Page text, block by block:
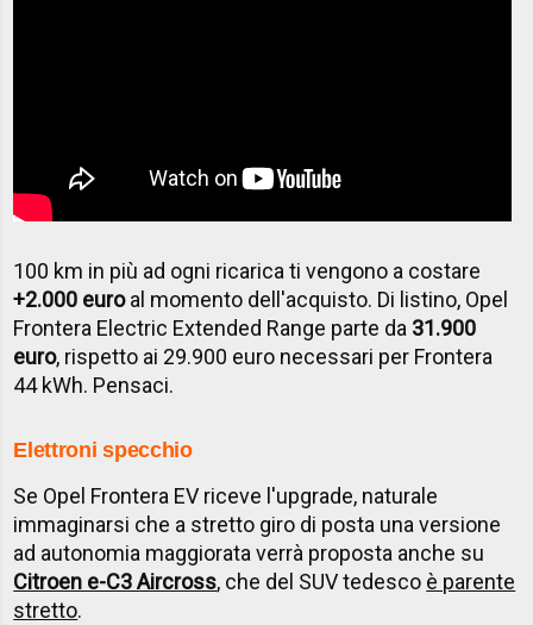
100 km in più ad ogni ricarica ti vengono a costare
+2.000 euroal momento dell'acquisto. Di listino, Opel
Frontera Electric Extended Range parte da 31.900
euro, rispetto ai 29.900 euro necessari per Frontera
44 kWh. Pensaci.
Elettroni specchio
Se Opel Frontera EV riceve l'upgrade, naturale
immaginarsi che a stretto giro di posta una versione
ad autonomia maggiorata verrà proposta anche su
Citroen e-C3 Aircross, che del SUV tedesco è parente
stretto.